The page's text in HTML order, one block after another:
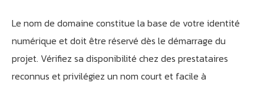
Le nom de domaine constitue la base de votre identité
numérique et doit être réservé dès le démarrage du
projet. Vérifiez sa disponibilité chez des prestataires
reconnus et privilégiez un nom court et facile à